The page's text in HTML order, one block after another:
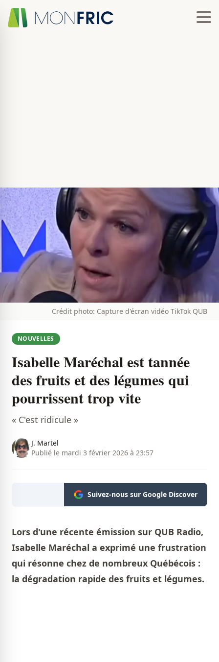
Crédit photo: Capture d'écran vidéo TikTok QUB
NOUVELLES
Isabelle Maréchal est tannée
des fruits et des légumes qui
pourrissent trop vite
« C'est ridicule »
J. Martel
Publié le mardi 3 février 2026 à 23:57
Suivez-nous sur Google Discover
Lors d'une récente émission sur QUB Radio,
Isabelle Maréchal a exprimé une frustration
qui résonne chez de nombreux Québécois :
la dégradation rapide des fruits et légumes.